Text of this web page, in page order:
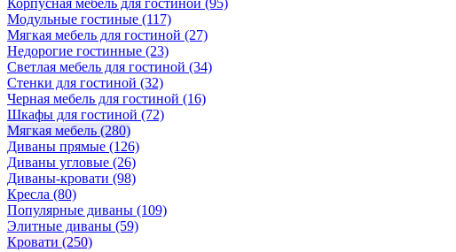
Корпусная мебель для гостиной (95)
Модульные гостиные (117)
Мягкая мебель для гостиной (27)
Недорогие гостинные (23)
Светлая мебель для гостиной (34)
Стенки для гостиной (32)
Черная мебель для гостиной (16)
Шкафы для гостиной (72)
Мягкая мебель (280)
Диваны прямые (126)
Диваны угловые (26)
Диваны-кровати (98)
Кресла (80)
Популярные диваны (109)
Элитные диваны (59)
Кровати (250)